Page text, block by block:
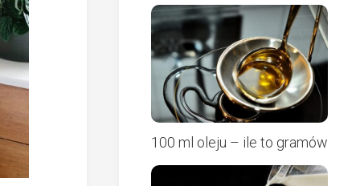
100 ml oleju – ile to gramów